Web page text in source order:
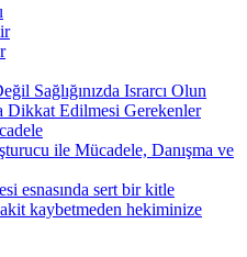
Sağlığınızda Israrcı Olun
Dikkat Edilmesi Gerekenler
ile Mücadele, Danışma ve
esnasında sert bir kitle
kaybetmeden hekiminize